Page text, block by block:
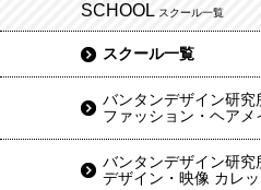
SCHOOL スクール一覧
スクール一覧
バンタンデザイン研究
ファッション・ヘアメ
バンタンデザイン研究
デザイン・映像 カレ